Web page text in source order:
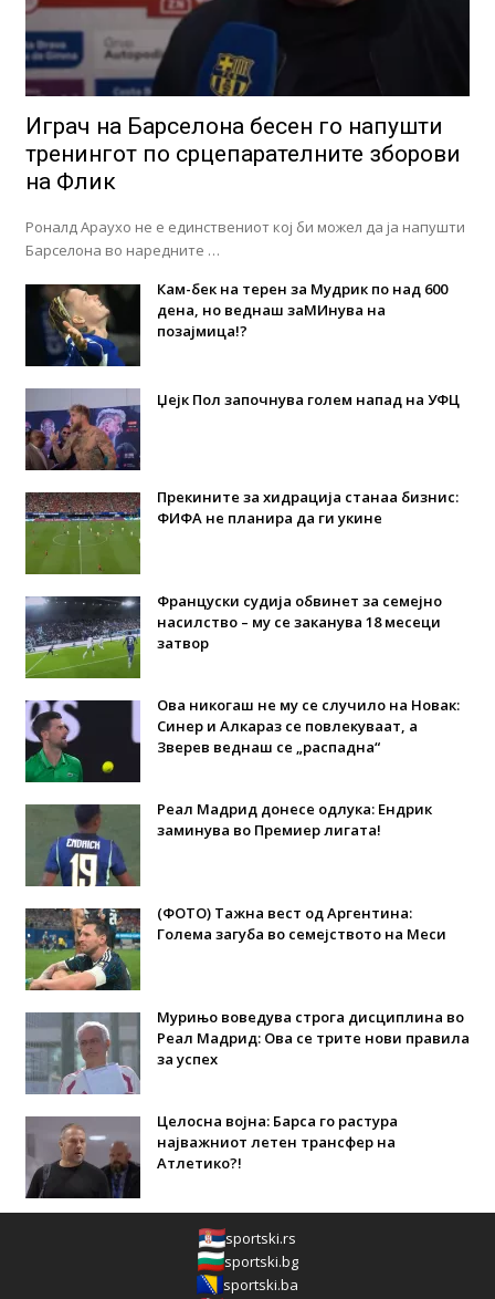
Играч на Барселона бесен го напушти
тренингот по срцепарателните зборови
на Флик
Роналд Араухо не е единствениот кој би можел да ја напушти
Барселона во наредните …
Кам-бек на терен за Мудрик по над 600
дена, но веднаш заМИнува на
позајмица!?
Џејк Пол започнува голем напад на УФЦ
Прекините за хидрација станаа бизнис:
ФИФА не планира да ги укине
Француски судија обвинет за семејно
насилство – му се заканува 18 месеци
затвор
Ова никогаш не му се случило на Новак:
Синер и Алкараз се повлекуваат, а
Зверев веднаш се „распадна“
Реал Мадрид донесе одлука: Eндрик
заминува во Премиер лигата!
(ФОТО) Тажна вест од Аргентина:
Голема загуба во семејството на Меси
Мурињо воведува строга дисциплина во
Реал Мадрид: Ова се трите нови правила
за успех
Целосна војна: Барса го растура
најважниот летен трансфер на
Атлетико?!
sportski.rs
sportski.bg
sportski.ba